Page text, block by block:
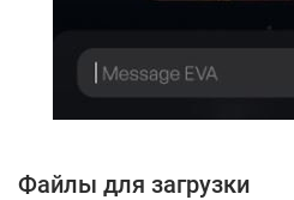
Файлы для загрузки